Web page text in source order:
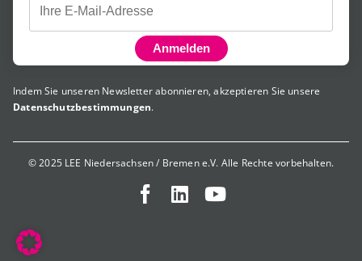
Anmelden
Indem Sie unseren Newsletter abonnieren, akzeptieren Sie unsere
Datenschutzbestimmungen.
© 2025 LEE Niedersachsen / Bremen e.V. Alle Rechte vorbehalten.